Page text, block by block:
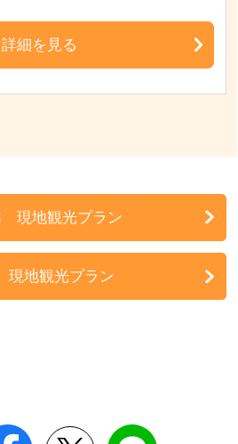
詳細を見る
現地観光プラン
地観光プラン